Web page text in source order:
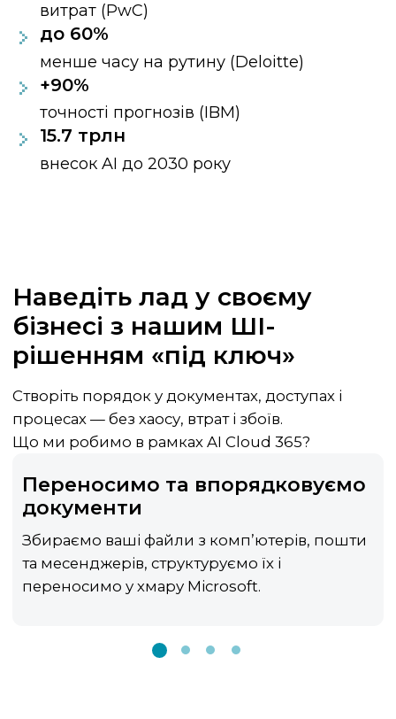
витрат (PwC)
до 60%
менше часу на рутину (Deloitte)
+90%
точності прогнозів (IBM)
15.7 трлн
внесок AI до 2030 року
Наведіть лад у своєму
бізнесі з нашим ШІ-
рішенням «під ключ»
Створіть порядок у документах, доступах і
процесах — без хаосу, втрат і збоїв.
Що ми робимо в рамках AI Cloud 365?
Переносимо та впорядковуємо
документи
Збираємо ваші файли з комп’ютерів, пошти
та месенджерів, структуруємо їх і
переносимо у хмару Microsoft.